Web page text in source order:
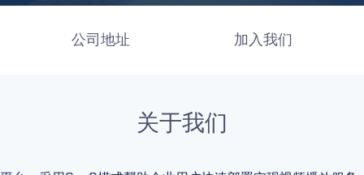
公司地址 加入我们
关于我们